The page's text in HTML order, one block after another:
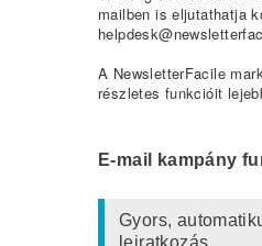
mailben is eljutathatja
A NewsletterFacile
részletes funkcióit
E-mail kampány
Gyors,
leiratkozás